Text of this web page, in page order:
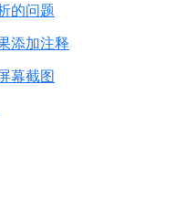
的问题
添加注释
幕截图